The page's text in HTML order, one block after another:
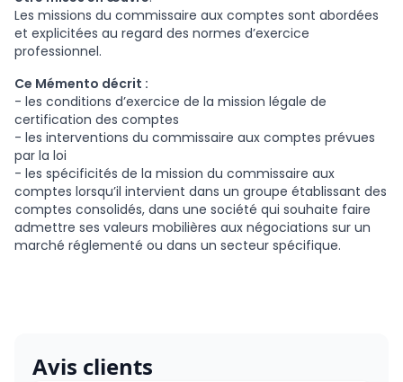
Les missions du commissaire aux comptes sont abordées
et explicitées au regard des normes d’exercice
professionnel.
Ce Mémento décrit :
- les conditions d’exercice de la mission légale de
certification des comptes
- les interventions du commissaire aux comptes prévues
par la loi
- les spécificités de la mission du commissaire aux
comptes lorsqu’il intervient dans un groupe établissant des
comptes consolidés, dans une société qui souhaite faire
admettre ses valeurs mobilières aux négociations sur un
marché réglementé ou dans un secteur spécifique.
Avis clients